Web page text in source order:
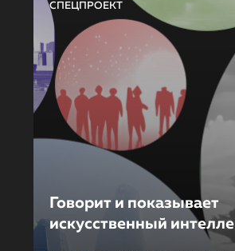
СПЕЦПРОЕКТ
Говорит и показывает
искусственный